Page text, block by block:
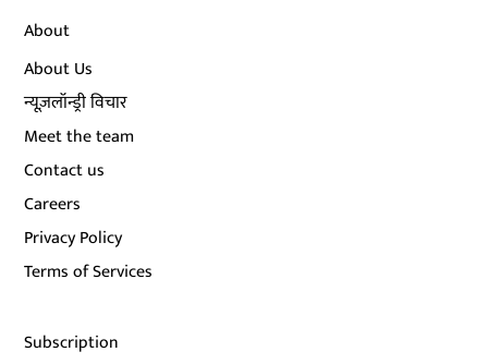
About
About Us
न्यूज़लॉन्ड्री विचार
Meet the team
Contact us
Careers
Privacy Policy
Terms of Services
Subscription